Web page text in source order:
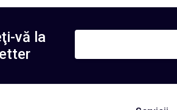
vă la